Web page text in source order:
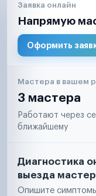
Заявка онлайн
Напрямую
Оформить
Мастера в вашем
3 мастера
Работают через
ближайшему
Диагностика
выезда
Опишите